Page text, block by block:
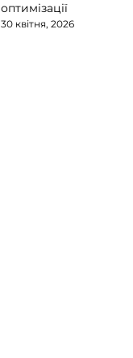
оптимізації
30 квітня, 2026